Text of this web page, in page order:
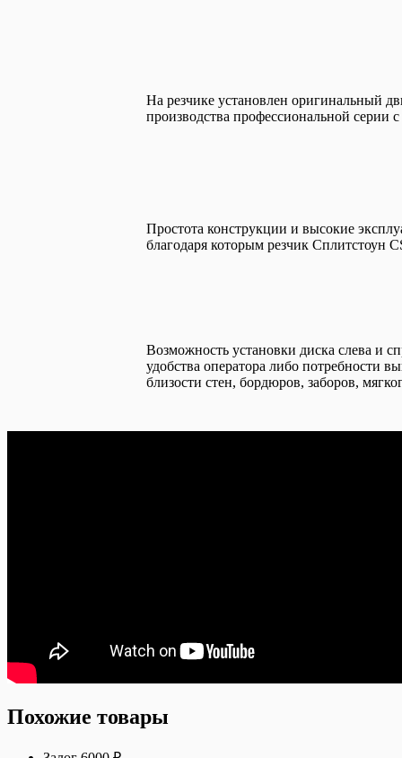
На резчике установлен оригинальный
производства профессиональной серии
Простота конструкции и высокие
благодаря которым резчик Сплитстоун
Возможность установки диска слева и
удобства оператора либо потребности
близости стен, бордюров, заборов,
Похожие товары